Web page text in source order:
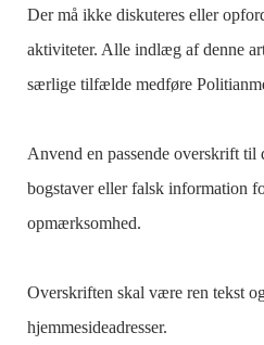
Der må ikke diskuteres eller
aktiviteter. Alle indlæg af denne
særlige tilfælde medføre
Anvend en passende overskrift
bogstaver eller falsk information
opmærksomhed.
Overskriften skal være ren tekst
hjemmesideadresser.